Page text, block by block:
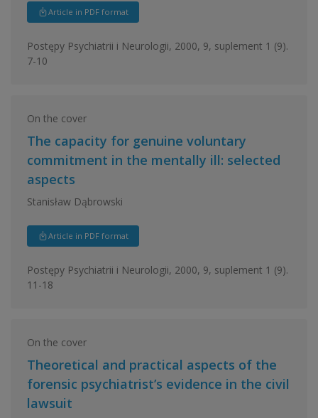
Article in PDF format
Postępy Psychiatrii i Neurologii, 2000, 9, suplement 1 (9).
7-10
On the cover
The capacity for genuine voluntary
commitment in the mentally ill: selected
aspects
Stanisław Dąbrowski
Article in PDF format
Postępy Psychiatrii i Neurologii, 2000, 9, suplement 1 (9).
11-18
On the cover
Theoretical and practical aspects of the
forensic psychiatrist’s evidence in the civil
lawsuit